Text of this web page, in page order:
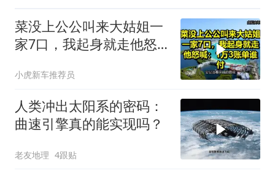
菜没上公公叫来大姑姐一
家7口，我起身就走他怒
小虎新车推荐员
人类冲出太阳系的密码：
曲速引擎真的能实现吗？
老友地理 4跟贴